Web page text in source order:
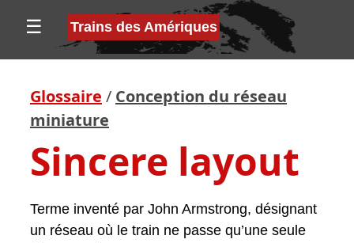
☰ Trains des Amériques
Glossaire / Conception du réseau
miniature
Sincere layout
Terme inventé par John Armstrong, désignant
un réseau où le train ne passe qu’une seule